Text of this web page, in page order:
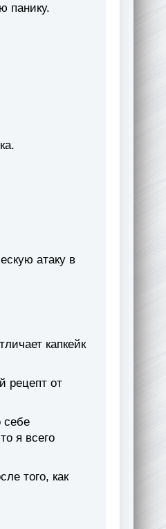
панику.
атаку в
капкейк
рецепт от
себе
я всего
того, как